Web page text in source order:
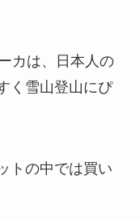
カは、日本人の
く雪山登山にぴ
トの中では買い